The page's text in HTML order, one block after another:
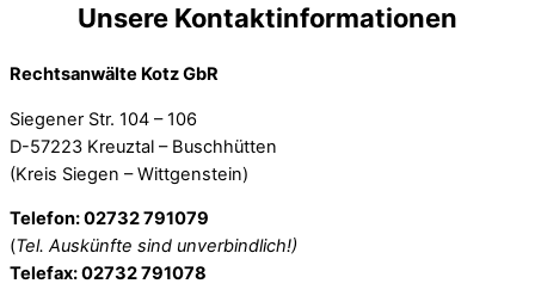
Unsere Kontaktinformationen
Rechtsanwälte Kotz GbR
Siegener Str. 104 – 106
D-57223 Kreuztal – Buschhütten
(Kreis Siegen – Wittgenstein)
Telefon: 02732 791079
(Tel. Auskünfte sind unverbindlich!)
Telefax: 02732 791078